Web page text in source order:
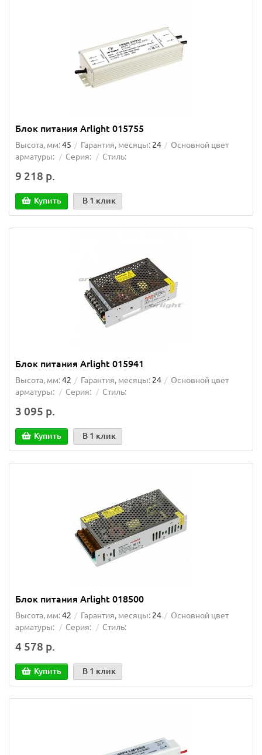
Блок питания Arlight 015755
Высота, мм:45 Гарантия, месяцы: 24
Основной цвет
арматуры:
Серия: Стиль:
9 218 р.
Купить В 1 клик
Блок питания Arlight 015941
Высота, мм:42 Гарантия, месяцы: 24
Основной цвет
арматуры:
Серия: Стиль:
3 095 р.
Купить В 1 клик
Блок питания Arlight 018500
Высота, мм:42 Гарантия, месяцы: 24
Основной цвет
арматуры:
Серия: Стиль:
4 578 р.
Купить В 1 клик